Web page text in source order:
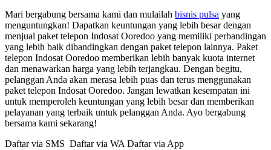
Mari bergabung bersama kami dan mulailah bisnis pulsa yang
menguntungkan! Dapatkan keuntungan yang lebih besar dengan
menjual paket telepon Indosat Ooredoo yang memiliki perbandingan
yang lebih baik dibandingkan dengan paket telepon lainnya. Paket
telepon Indosat Ooredoo memberikan lebih banyak kuota internet
dan menawarkan harga yang lebih terjangkau. Dengan begitu,
pelanggan Anda akan merasa lebih puas dan terus menggunakan
paket telepon Indosat Ooredoo. Jangan lewatkan kesempatan ini
untuk memperoleh keuntungan yang lebih besar dan memberikan
pelayanan yang terbaik untuk pelanggan Anda. Ayo bergabung
bersama kami sekarang!
Daftar via SMS Daftar via WA Daftar via App